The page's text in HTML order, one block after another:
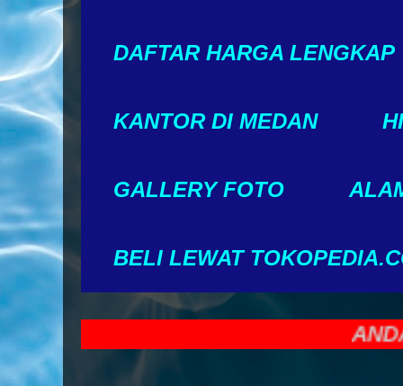
DAFTAR HARGA LENGKAP
KANTOR DI MEDAN
GALLERY FOTO
BELI LEWAT
ANDA